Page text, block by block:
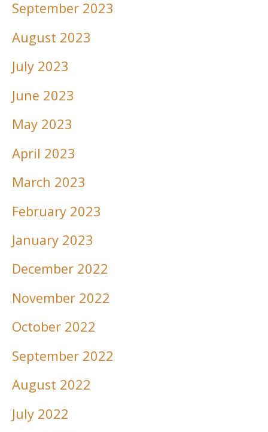
September 2023
August 2023
July 2023
June 2023
May 2023
April 2023
March 2023
February 2023
January 2023
December 2022
November 2022
October 2022
September 2022
August 2022
July 2022